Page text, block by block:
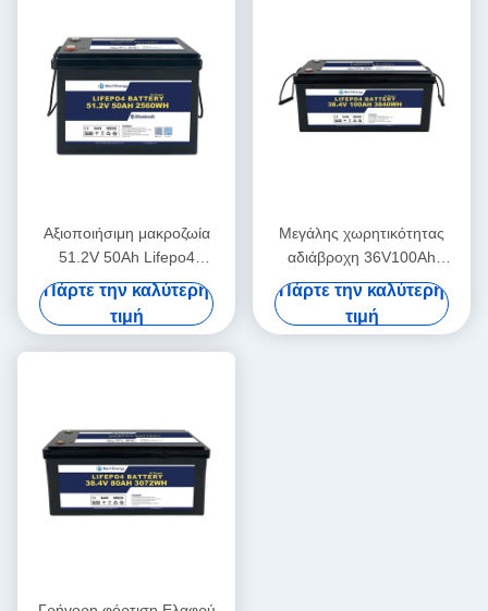
Αξιοποιήσιμη μακροζωία
51.2V 50Ah Lifepo4
μπαταρία 3000 κύκλοι για
σύστημα αποθήκευσης
Πάρτε την καλύτερη
τιμή
Μεγάλης χωρητικότητας
αδιάβροχη 36V100Ah
υψηλής ισχύος μπαταρία
LiFePo4 για ηλεκτρικά
οχήματα
Πάρτε την καλύτερη
τιμή